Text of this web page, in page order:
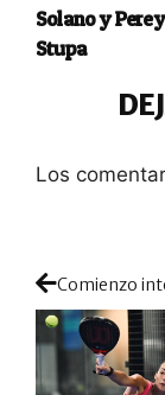
Solano y
Stupa
Los